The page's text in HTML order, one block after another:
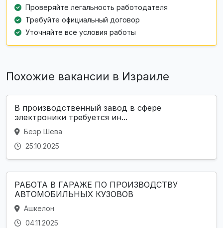
Проверяйте легальность работодателя
Требуйте официальный договор
Уточняйте все условия работы
Похожие вакансии в Израиле
В производственный завод в сфере
электроники требуется ин...
Беэр Шева
25.10.2025
РАБОТА В ГАРАЖЕ ПО ПРОИЗВОДСТВУ
АВТОМОБИЛЬНЫХ КУЗОВОВ
Ашкелон
04.11.2025